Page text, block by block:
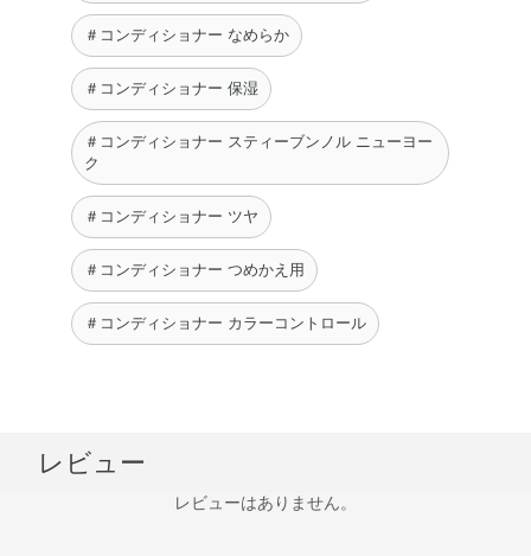
＃コンディショナー なめらか
＃コンディショナー 保湿
＃コンディショナー スティーブンノル ニューヨー
ク
＃コンディショナー ツヤ
＃コンディショナー つめかえ用
＃コンディショナー カラーコントロール
レビュー
レビューはありません。